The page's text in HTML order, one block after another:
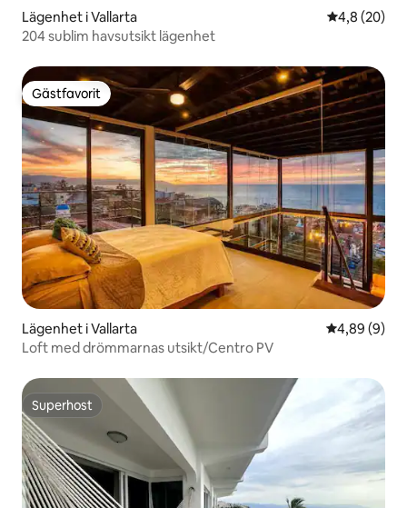
Lägenhet i Vallarta 4,8 av 5 i
4,8 (20)
204 sublim havsutsikt lägenhet
Gästfavorit
Gästfavorit
Lägenhet i Vallarta 4,89 av 5 i
4,89 (9)
Loft med drömmarnas utsikt/Centro PV
Superhost
Superhost